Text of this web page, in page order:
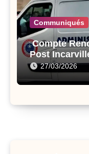
Communiqués
Compte
Post
27/03/2026